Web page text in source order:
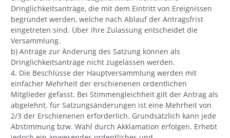
Dringlichkeitsanträge, die mit dem Eintritt von Ereignissen
begründet werden, welche nach Ablauf der Antragsfrist
eingetreten sind. Über ihre Zulassung entscheidet die
Versammlung.
b) Anträge zur Änderung des Satzung können als
Dringlichkeitsanträge nicht zugelassen werden.
4. Die Beschlüsse der Hauptversammlung werden mit
einfacher Mehrheit der erschienenen ordentlichen
Mitglieder gefasst. Bei Stimmengleichheit gilt der Antrag als
abgelehnt. für Satzungsänderungen ist eine Mehrheit von
2/3 der Erschienenen erforderlich. Grundsätzlich kann jede
Abstimmung bzw. Wahl durch Akklamation erfolgen. Erhebt